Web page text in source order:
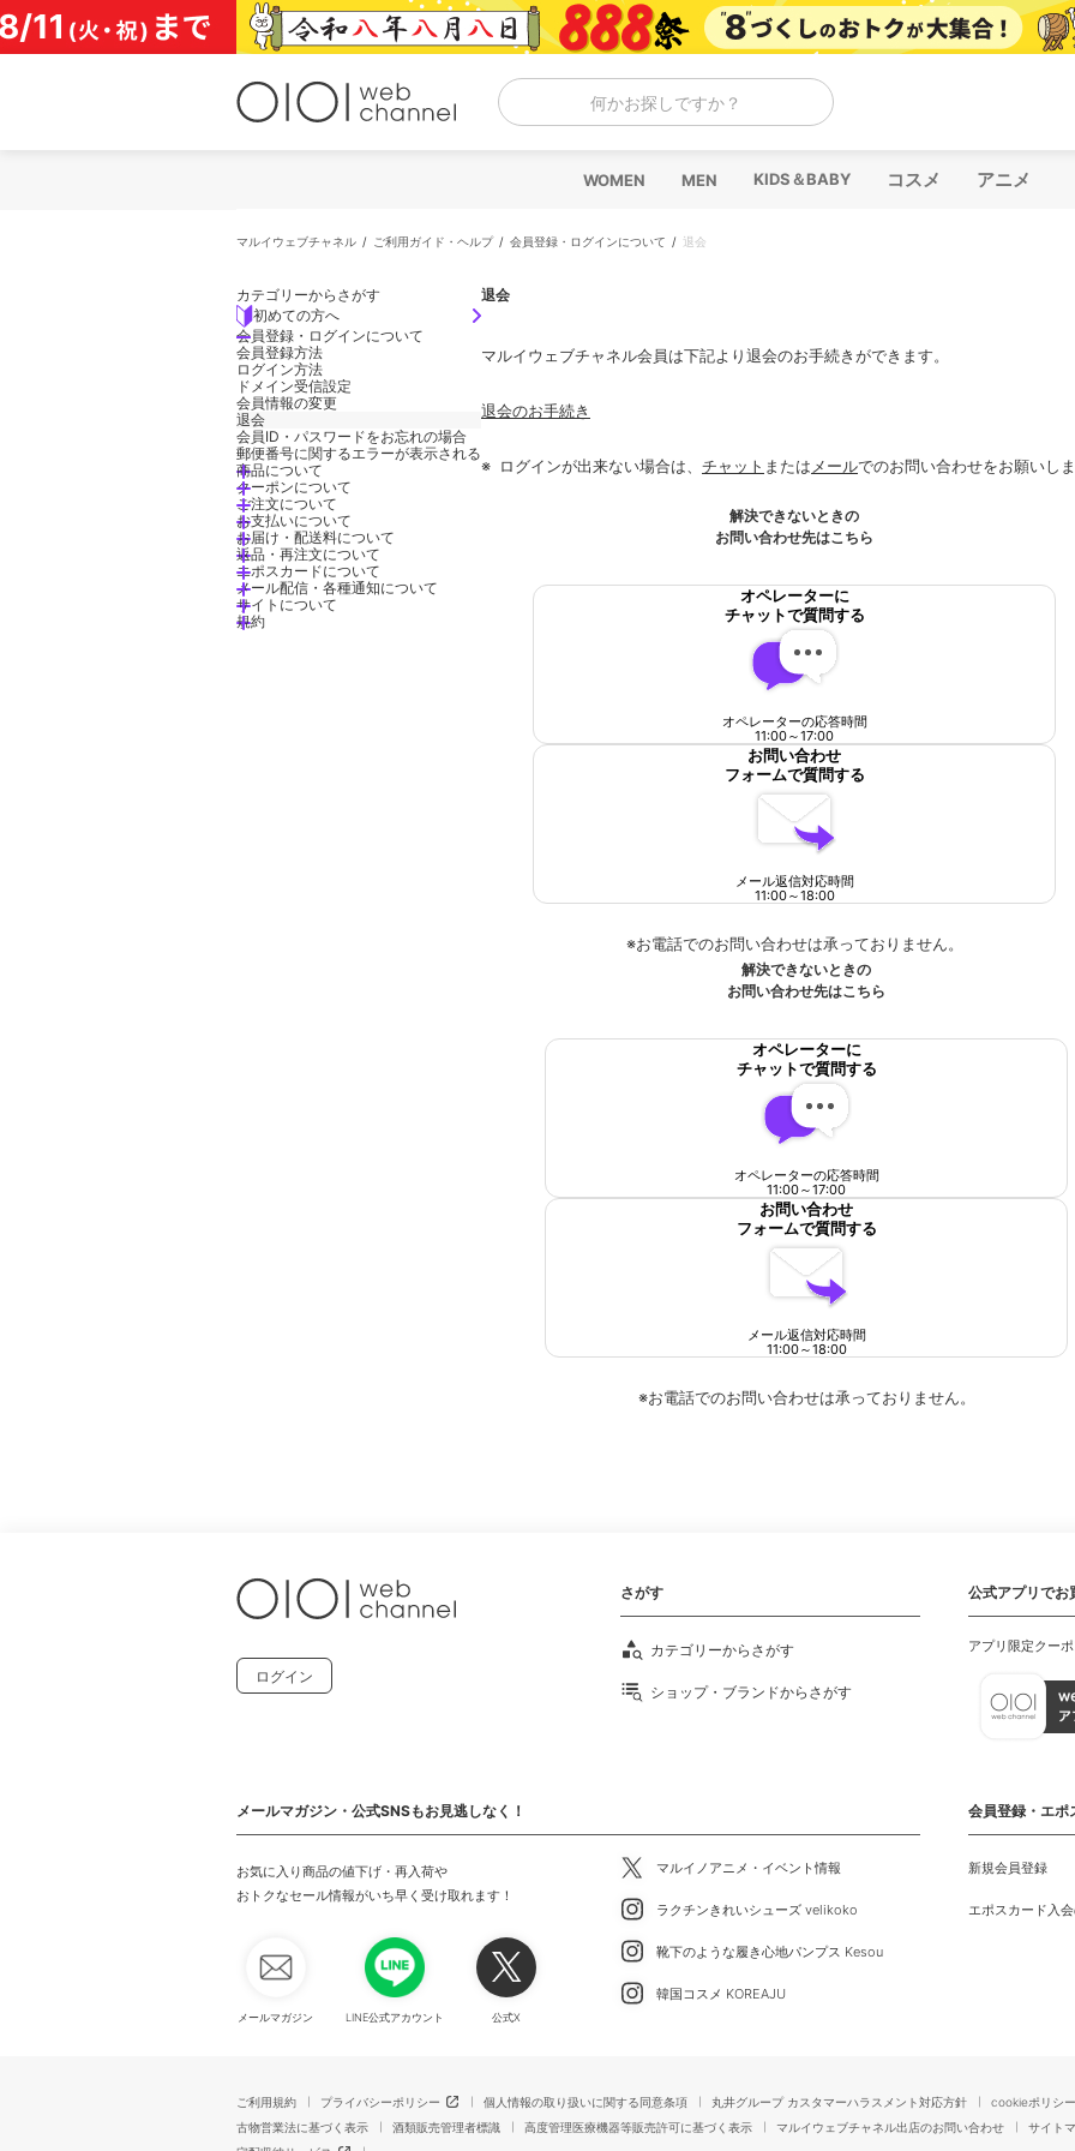
コ
ン
テ
何かお探しですか？
WOMEN MEN KIDS＆BABY コスメ アニメ
マルイウェブチャネル ご利用ガイド・ヘルプ 会員登録・ログインについて 退会
カテゴリーからさがす
初めての方へ
会員登録・ログインについて
会員登録方法
ログイン方法
ドメイン受信設定
会員情報の変更
退会
会員ID・パスワードをお忘れの場合
郵便番号に関するエラーが表示される
商品について
クーポンについて
ご注文について
お支払いについて
お届け・配送料について
返品・再注文について
エポスカードについて
メール配信・各種通知について
サイトについて
規約
退会
マルイウェブチャネル会員は下記より退会のお手続きができます。
退会のお手続き
※ ログインが出来ない場合は、 チャット または メールでのお問い合わせをお願いしま
解決できないときの
お問い合わせ先はこちら
オペレーターに
チャットで質問する
オペレーターの応答時間
11:00～17:00
お問い合わせ
フォームで質問する
メール返信対応時間
11:00～18:00
※お電話でのお問い合わせは承っておりません。
解決できないときの
お問い合わせ先はこちら
オペレーターに
チャットで質問する
オペレーターの応答時間
11:00～17:00
お問い合わせ
フォームで質問する
メール返信対応時間
11:00～18:00
※お電話でのお問い合わせは承っておりません。
ログイン
さがす
カテゴリーからさがす
ショップ・ブランドからさがす
公式アプリでお
アプリ限定クー
メールマガジン・公式SNSもお見逃しなく！
お気に入り商品の値下げ・再入荷や
おトクなセール情報がいち早く受け取れます！
メールマガジン LINE公式アカウント 公式X
マルイノアニメ・イベント情報
ラクチンきれいシューズ velikoko
靴下のような履き心地パンプス Kesou
韓国コスメ KOREAJU
会員登録・エポ
新規会員登録
エポスカード入
ご利用規約 プライバシーポリシー 個人情報の取り扱いに関する同意条項 丸井グループ カスタマーハラスメント対応方針 cookieポリシー
古物営業法に基づく表示
酒類販売管理者標識 高度管理医療機器等販売許可に基づく表示 マルイウェブチャネル出店のお問い合わせ サイト